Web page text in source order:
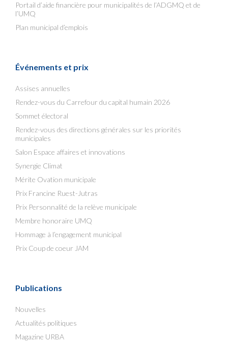
Portail d’aide financière pour municipalités de l’ADGMQ et de
l’UMQ
Plan municipal d’emplois
Événements et prix
Assises annuelles
Rendez-vous du Carrefour du capital humain 2026
Sommet électoral
Rendez-vous des directions générales sur les priorités
municipales
Salon Espace affaires et innovations
Synergie Climat
Mérite Ovation municipale
Prix Francine Ruest-Jutras
Prix Personnalité de la relève municipale
Membre honoraire UMQ
Hommage à l’engagement municipal
Prix Coup de coeur JAM
Publications
Nouvelles
Actualités politiques
Magazine URBA